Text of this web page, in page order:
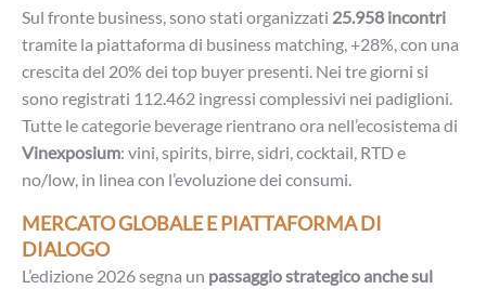
Sul fronte business, sono stati organizzati 25.958 incontri
tramite la piattaforma di business matching, +28%, con una
crescita del 20% dei top buyer presenti. Nei tre giorni si
sono registrati 112.462 ingressi complessivi nei padiglioni.
Tutte le categorie beverage rientrano ora nell’ecosistema di
Vinexposium: vini, spirits, birre, sidri, cocktail, RTD e
no/low, in linea con l’evoluzione dei consumi.
MERCATO GLOBALE E PIATTAFORMA DI
DIALOGO
L’edizione 2026 segna un passaggio strategico anche sul